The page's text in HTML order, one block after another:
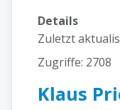
Details
Zuletzt
Zugriffe: 2708
Klaus